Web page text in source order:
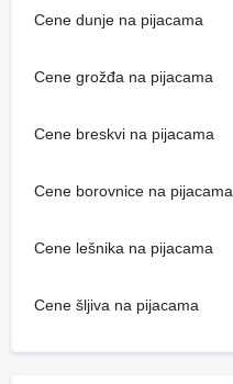
Cene dunje na pijacama
Cene grožđa na pijacama
Cene breskvi na pijacama
Cene borovnice na pijacama
Cene lešnika na pijacama
Cene šljiva na pijacama